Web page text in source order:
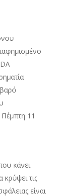
11
κάνει
κρύψει τις
είναι